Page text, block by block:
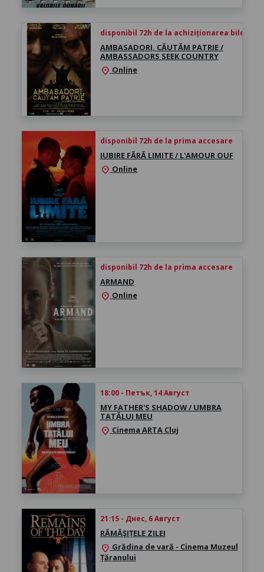
disponibil 72h de la achiziționarea biletului
AMBASADORI, CĂUTĂM PATRIE /
AMBASSADORS SEEK COUNTRY
location_on Online
disponibil 72h de la prima accesare
IUBIRE FĂRĂ LIMITE / L'AMOUR OUF
location_on Online
disponibil 72h de la prima accesare
ARMAND
location_on Online
18:00 - Петък, 14 Август
MY FATHER'S SHADOW / UMBRA
TATĂLUI MEU
location_on Cinema ARTA Cluj
21:15 - Днес, 6 Август
RĂMĂȘIȚELE ZILEI
location_on Grădina de vară - Cinema Muzeul
Țăranului